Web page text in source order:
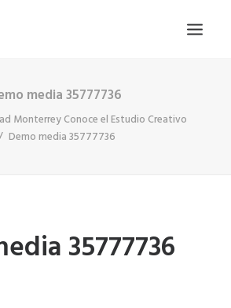
media 35777736
Monterrey Conoce el Estudio Creativo
Demo media 35777736
35777736